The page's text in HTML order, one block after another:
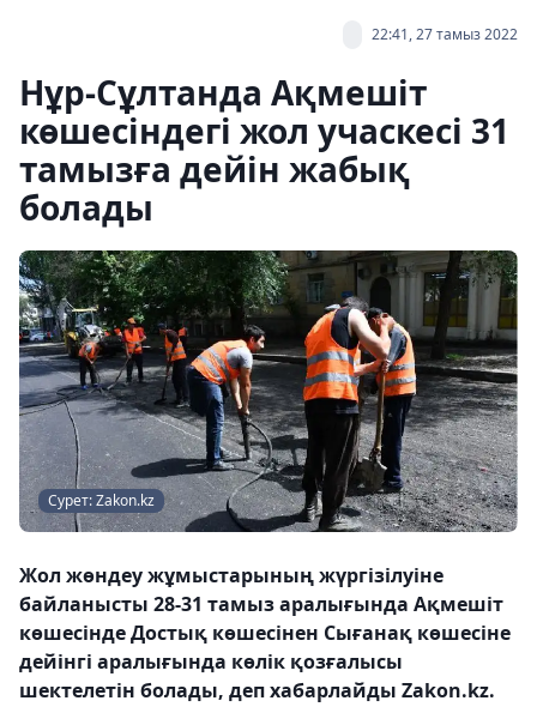
22:41, 27 тамыз 2022
Нұр-Сұлтанда Ақмешіт
көшесіндегі жол учаскесі 31
тамызға дейін жабық
болады
Сурет: Zakon.kz
Жол жөндеу жұмыстарының жүргізілуіне
байланысты 28-31 тамыз аралығында Ақмешіт
көшесінде Достық көшесінен Сығанақ көшесіне
дейінгі аралығында көлік қозғалысы
шектелетін болады, деп хабарлайды Zakon.kz.